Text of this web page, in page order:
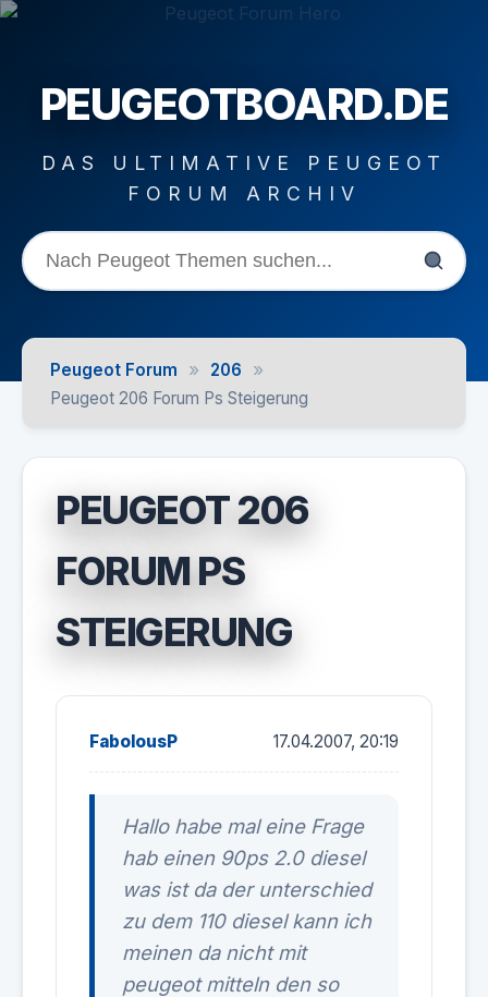
PEUGEOTBOARD.DE
DAS ULTIMATIVE PEUGEOT
FORUM ARCHIV
Peugeot Forum » 206 »
Peugeot 206 Forum Ps Steigerung
PEUGEOT 206
FORUM PS
STEIGERUNG
FabolousP 17.04.2007, 20:19
Hallo habe mal eine Frage
hab einen 90ps 2.0 diesel
was ist da der unterschied
zu dem 110 diesel kann ich
meinen da nicht mit
peugeot mitteln den so